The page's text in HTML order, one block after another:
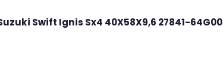
Swift Ignis Sx4 40X58X9,6 27841-64G00